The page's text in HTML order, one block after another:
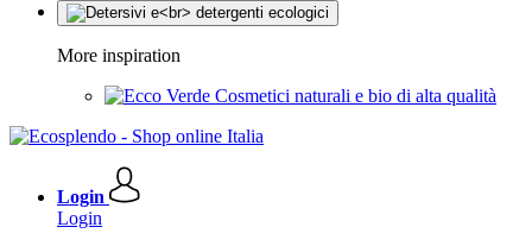
More inspiration
Cosmetici naturali e bio di alta qualità
Login
Login